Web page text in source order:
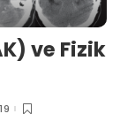
ve Fizik